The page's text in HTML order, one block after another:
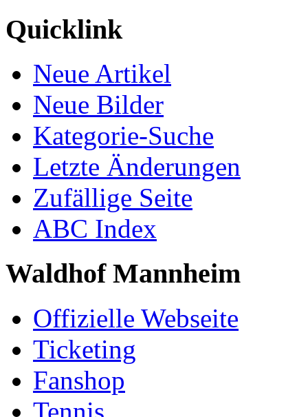
Quicklink
Neue Artikel
Neue Bilder
Kategorie-Suche
Letzte Änderungen
Zufällige Seite
ABC Index
Waldhof Mannheim
Offizielle Webseite
Ticketing
Fanshop
Tennis